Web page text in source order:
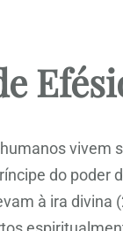
vivem
do poder
à ira divina